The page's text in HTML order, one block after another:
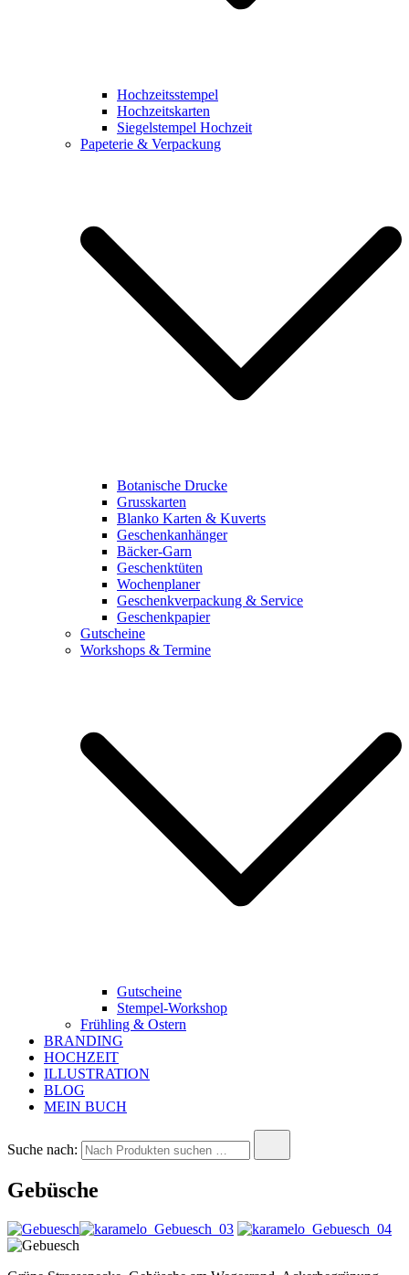
Hochzeitsstempel
Hochzeitskarten
Siegelstempel Hochzeit
Papeterie & Verpackung
Botanische Drucke
Grusskarten
Blanko Karten & Kuverts
Geschenkanhänger
Bäcker-Garn
Geschenktüten
Wochenplaner
Geschenkverpackung & Service
Geschenkpapier
Gutscheine
Workshops & Termine
Gutscheine
Stempel-Workshop
Frühling & Ostern
BRANDING
HOCHZEIT
ILLUSTRATION
BLOG
MEIN BUCH
Suche nach:
Gebüsche